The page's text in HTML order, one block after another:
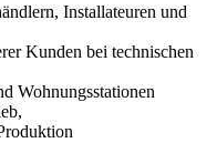
Installateuren und
Kunden bei technischen
Wohnungsstationen